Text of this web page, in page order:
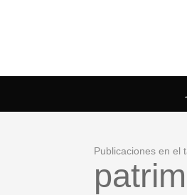
Publicaciones en el